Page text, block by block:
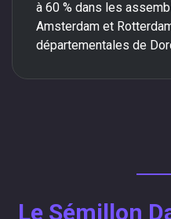
à 60 % dans les
Amsterdam et
départementales de
Le Sémillon